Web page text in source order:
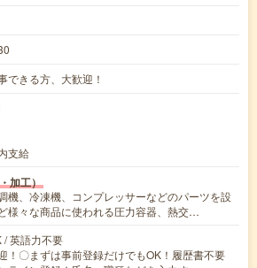
できる方、大歓迎！
支給
加工）
機、冷凍機、コンプレッサーなどのパーツを設
様々な商品に使われる圧力容器、熱交…
/ 英語力不要
！〇まずは事前登録だけでもOK！履歴書不要